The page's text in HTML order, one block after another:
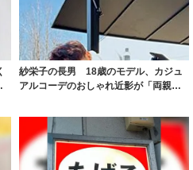
紗栄子の長男 18歳のモデル、カジュ
アルコーデのおしゃれ近影が「両親の